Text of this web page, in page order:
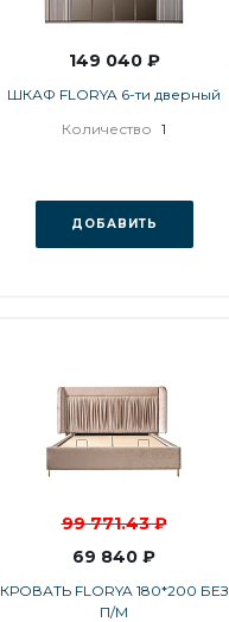
149 040 ₽
ШКАФ FLORYA 6-ти дверный
Количество 1
ДОБАВИТЬ
99 771.43 ₽
69 840 ₽
КРОВАТЬ FLORYA 180*200 БЕЗ
П/М